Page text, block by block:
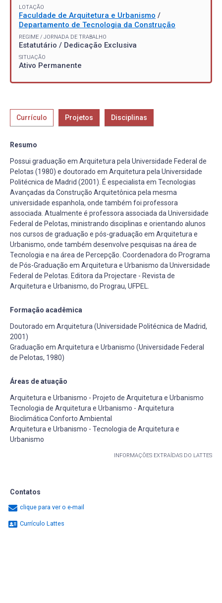
LOTAÇÃO
Faculdade de Arquitetura e Urbanismo /
Departamento de Tecnologia da Construção
REGIME / JORNADA DE TRABALHO
Estatutário / Dedicação Exclusiva
SITUAÇÃO
Ativo Permanente
Currículo Projetos Disciplinas
Resumo
Possui graduação em Arquitetura pela Universidade Federal de
Pelotas (1980) e doutorado em Arquitetura pela Universidade
Politécnica de Madrid (2001). É especialista em Tecnologias
Avançadas da Construção Arquitetônica pela mesma
universidade espanhola, onde também foi professora
associada. Atualmente é professora associada da Universidade
Federal de Pelotas, ministrando disciplinas e orientando alunos
nos cursos de graduação e pós-graduação em Arquitetura e
Urbanismo, onde também desenvolve pesquisas na área de
Tecnologia e na área de Percepção. Coordenadora do Programa
de Pós-Graduação em Arquitetura e Urbanismo da Universidade
Federal de Pelotas. Editora da Projectare - Revista de
Arquitetura e Urbanismo, do Prograu, UFPEL.
Formação acadêmica
Doutorado em Arquitetura (Universidade Politécnica de Madrid,
2001)
Graduação em Arquitetura e Urbanismo (Universidade Federal
de Pelotas, 1980)
Áreas de atuação
Arquitetura e Urbanismo - Projeto de Arquitetura e Urbanismo
Tecnologia de Arquitetura e Urbanismo - Arquitetura
Bioclimática Conforto Ambiental
Arquitetura e Urbanismo - Tecnologia de Arquitetura e
Urbanismo
INFORMAÇÕES EXTRAÍDAS DO LATTES
Contatos
clique para ver o e-mail
Currículo Lattes